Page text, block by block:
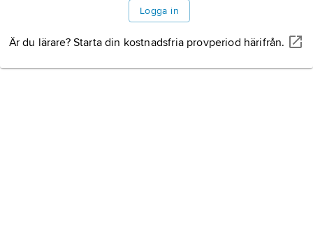
Logga in
Är du lärare? Starta din kostnadsfria provperiod härifrån.